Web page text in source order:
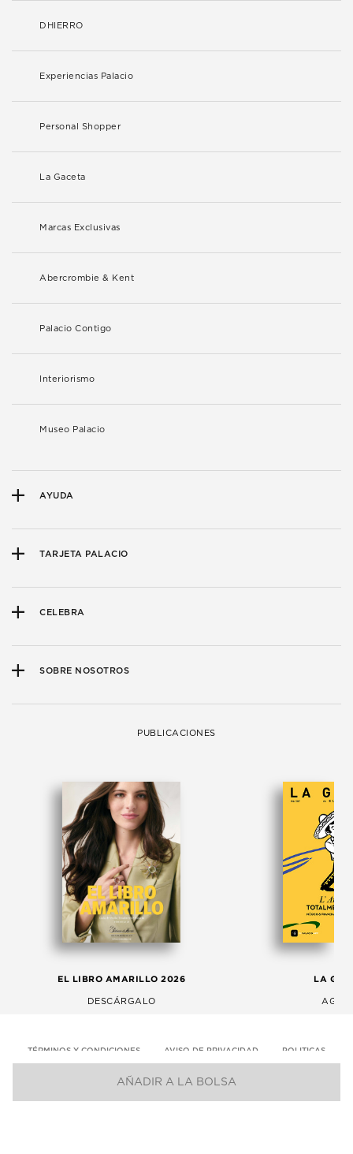
AÑADIR A LA BOLSA
DHIERRO
Experiencias Palacio
Personal Shopper
La Gaceta
Marcas Exclusivas
Abercrombie & Kent
Palacio Contigo
Interiorismo
Museo Palacio
AYUDA
TARJETA PALACIO
CELEBRA
SOBRE NOSOTROS
PUBLICACIONES
EL LIBRO AMARILLO 2026
DESCÁRGALO
LA
TÉRMINOS Y CONDICIONES AVISO DE PRIVACIDAD POLITICAS